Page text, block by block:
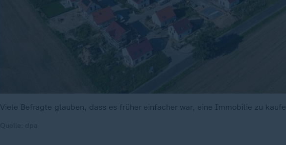
Viele Befragte glauben, dass es früher einfacher war, eine Immobilie zu